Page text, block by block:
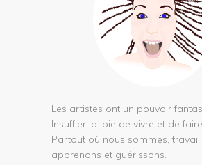
Les artistes ont un pouvoir
Insuffler la joie de vivre et de
Partout où nous sommes,
apprenons et guérissons.